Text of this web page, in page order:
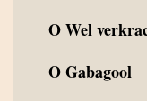
OWel
OGabagool